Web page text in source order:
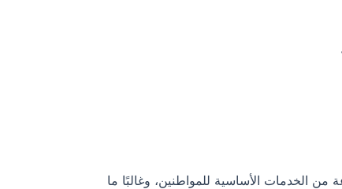
الخدمات الأساسية للمواطنين، وغالبًا ما